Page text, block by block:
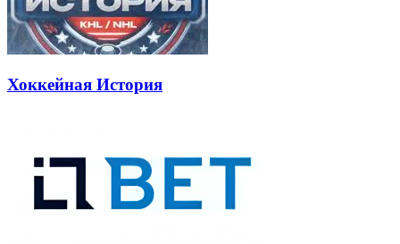
Хоккейная История